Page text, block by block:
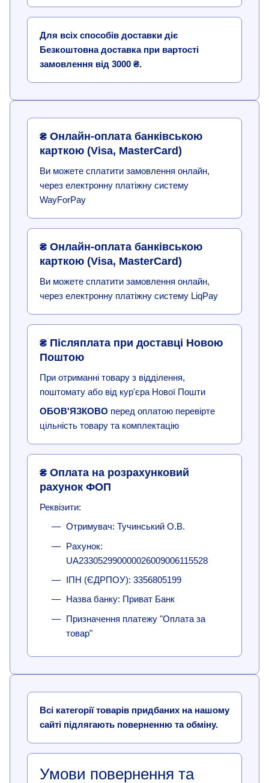
Для всіх способів доставки діє
Безкоштовна доставка при вартості
замовлення від 3000 ₴.
₴ Онлайн-оплата банківською
карткою (Visa, MasterCard)
Ви можете сплатити замовлення онлайн,
через електронну платіжну систему
WayForPay
₴ Онлайн-оплата банківською
карткою (Visa, MasterCard)
Ви можете сплатити замовлення онлайн,
через електронну платіжну систему LiqPay
₴ Післяплата при доставці Новою
Поштою
При отриманні товару з відділення,
поштомату або від кур'єра Нової Пошти
ОБОВ'ЯЗКОВО перед оплатою перевірте
цільність товару та комплектацію
₴ Оплата на розрахунковий
рахунок ФОП
Реквізити:
Отримувач: Тучинський О.В.
Рахунок:
UA233052990000026009006115528
ІПН (ЄДРПОУ): 3356805199
Назва банку: Приват Банк
Призначення платежу "Оплата за
товар"
Всі категорії товарів придбаних на нашому
сайті підлягають поверненню та обміну.
Умови повернення та